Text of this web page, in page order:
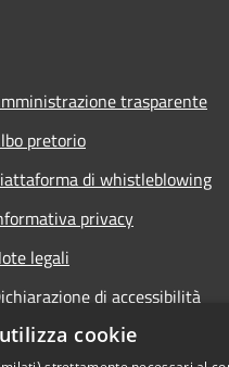
trasparente
pretorio
di whistleblowing
privacy
legali
di accessibilità
cookie